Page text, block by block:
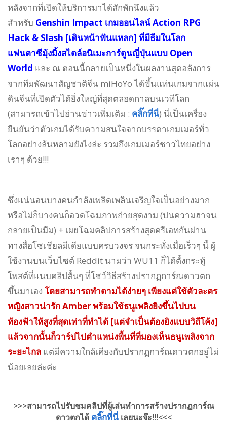
หลังจากที่เปิดให้บริการมาได้สักพักนึงแล้ว
สำหรับ Genshin Impact เกมออนไลน์ Action RPG
Hack & Slash [เดินหน้าฟันแหลก] ที่มีธีมในโลก
แฟนตาซีมุ้งมิ้งสไตล์อนิเมะการ์ตูนญี่ปุ่นแบบ Open
World และ ณ ตอนนี้กลายเป็นหนึ่งในผลงานสุดอลังการ
จากทีมพัฒนาสัญชาติจีน miHoYo ได้ขึ้นแท่นเกมจากแผ่น
ดินจีนที่เปิดตัวได้ยิ่งใหญ่ที่สุดตลอดกาลบนเวทีโลก
(สามารถเข้าไปอ่านข่าวเพิ่มเติม : คลิ๊กที่นี่) นี่เป็นเครื่อง
ยืนยันว่าตัวเกมได้รับความสนใจจากบรรดาเกมเมอร์ทั่ว
โลกอย่างล้นหลามยังไงล่ะ รวมถึงเกมเมอร์ชาวไทยอย่าง
เราๆ ด้วย!!!
ซึ่งแน่นอนบางคนกำลังเพลิดเพลินเจริญใจเป็นอย่างมาก
หรือไม่ก็บางคนก็อวดโฉมภาพถ่ายสุดงาม (ปนความฮาจน
กลายเป็นมีม) + เผยโฉมคลิปการสร้างสุดครีเอทกันผ่าน
ทางสื่อโซเชียลมีเดียแบบครบวงจร จนกระทั่งเมื่อเร็วๆ นี้ ผู้
ใช้งานบนเว็บไซต์ Reddit นามว่า WU11 ก็ได้ตั้งกระทู้
โพสต์ที่แนบคลิปสั้นๆ ที่โชว์วิธีสร้างปรากฏการ์ณดาวตก
ขึ้นมาเอง โดยสามารถทำตามได้ง่ายๆ เพียงแค่ใช้ตัวละคร
หญิงสาวน่ารัก Amber พร้อมใช้ธนูเพลิงยิงขึ้นไปบน
ท้องฟ้าให้สูงที่สุดเท่าที่ทำได้ [แต่จำเป็นต้องยิงแบบวิถีโค้ง]
แล้วจากนั้นก็วาร์ปไปตำแหน่งพื้นที่ที่มองเห็นธนูเพลิงจาก
ระยะไกล แต่มีความใกล้เคียงกับปรากฏการ์ณดาวตกอยู่ไม่
น้อยเลยล่ะค่ะ
>>>สามารถไปรับชมคลิปที่ผู้เล่นทำการสร้างปรากฏการ์ณ
ดาวตกได้ คลิ๊กที่นี่ เลยนะจ๊ะ!!!<<<